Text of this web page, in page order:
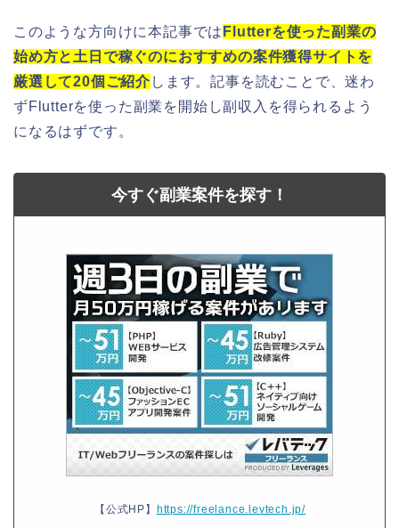
このような方向けに本記事では Flutterを使った副業の
始め方と土日で稼ぐのにおすすめの案件獲得サイトを
厳選して20個ご紹介 します。記事を読むことで、迷わ
ずFlutterを使った副業を開始し副収入を得られるよう
になるはずです。
今すぐ副業案件を探す！
【公式HP】 https://freelance.levtech.jp/